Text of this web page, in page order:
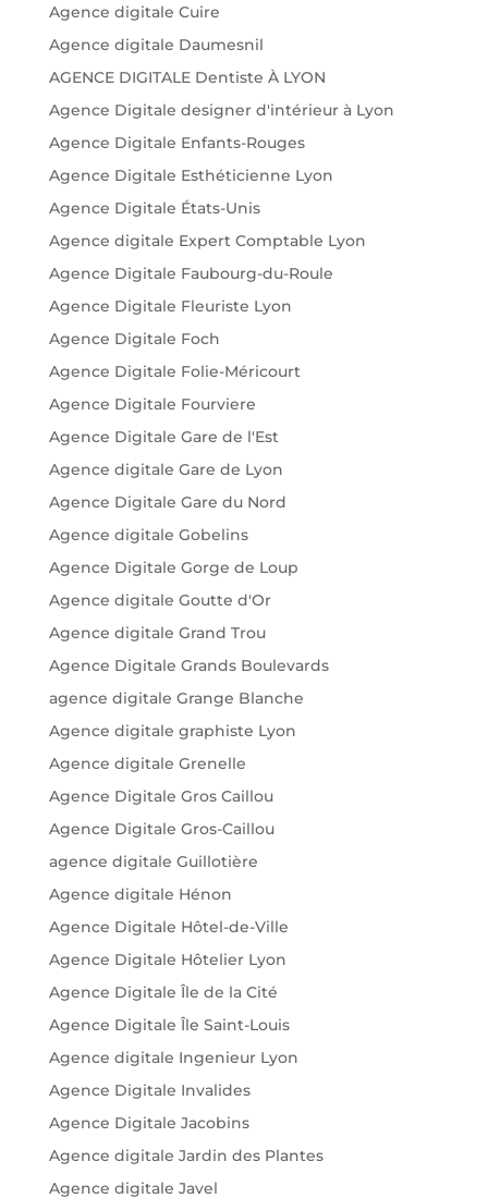
Agence digitale Cuire
Agence digitale Daumesnil
AGENCE DIGITALE Dentiste À LYON
Agence Digitale designer d'intérieur à Lyon
Agence Digitale Enfants-Rouges
Agence Digitale Esthéticienne Lyon
Agence Digitale États-Unis
Agence digitale Expert Comptable Lyon
Agence Digitale Faubourg-du-Roule
Agence Digitale Fleuriste Lyon
Agence Digitale Foch
Agence Digitale Folie-Méricourt
Agence Digitale Fourviere
Agence Digitale Gare de l'Est
Agence digitale Gare de Lyon
Agence Digitale Gare du Nord
Agence digitale Gobelins
Agence Digitale Gorge de Loup
Agence digitale Goutte d'Or
Agence digitale Grand Trou
Agence Digitale Grands Boulevards
agence digitale Grange Blanche
Agence digitale graphiste Lyon
Agence digitale Grenelle
Agence Digitale Gros Caillou
Agence Digitale Gros-Caillou
agence digitale Guillotière
Agence digitale Hénon
Agence Digitale Hôtel-de-Ville
Agence Digitale Hôtelier Lyon
Agence Digitale Île de la Cité
Agence Digitale Île Saint-Louis
Agence digitale Ingenieur Lyon
Agence Digitale Invalides
Agence Digitale Jacobins
Agence digitale Jardin des Plantes
Agence digitale Javel